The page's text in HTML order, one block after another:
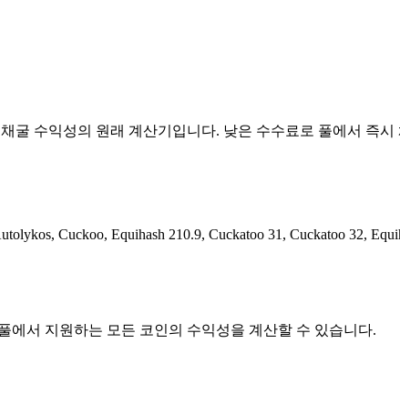
굴 수익성의 원래 계산기입니다. 낮은 수수료로 풀에서 즉
Cuckoo, Equihash 210.9, Cuckatoo 31, Cuckatoo 32,
에서 지원하는 모든 코인의 수익성을 계산할 수 있습니다.